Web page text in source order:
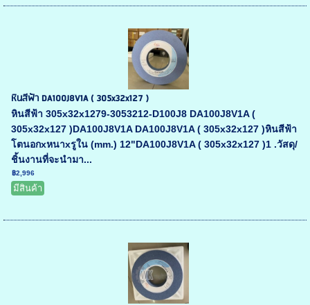
หินสีฟ้า DA100J8V1A ( 305x32x127 )
หินสีฟ้า 305x32x1279-3053212-D100J8 DA100J8V1A (
305x32x127 )DA100J8V1A DA100J8V1A ( 305x32x127 )หินสีฟ้า
โตนอกxหนาxรูใน (mm.) 12"DA100J8V1A ( 305x32x127 )1 .วัสดุ/
ชิ้นงานที่จะนำมา...
฿2,996
มีสินค้า